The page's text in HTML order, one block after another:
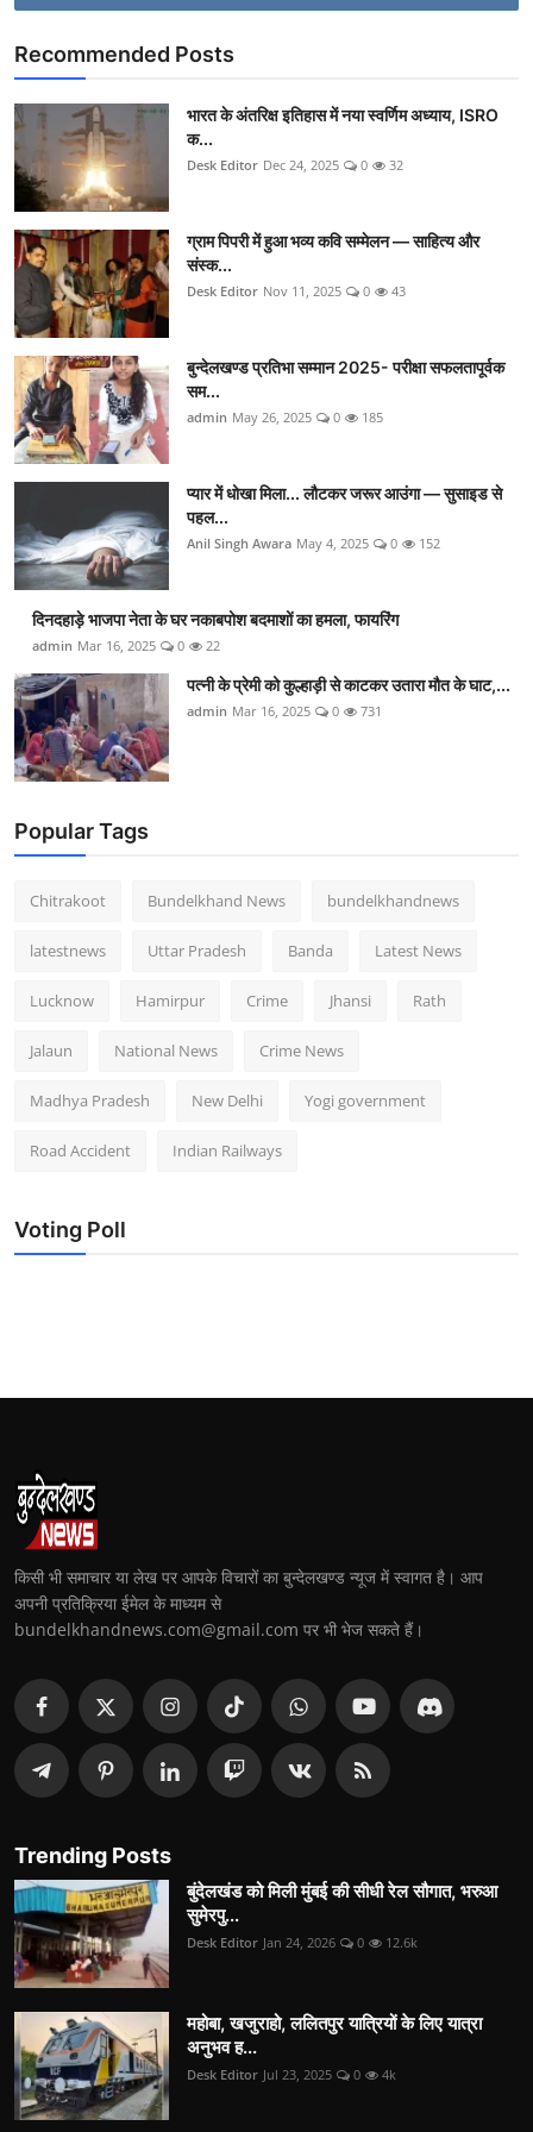
Recommended Posts
भारत के अंतरिक्ष इतिहास में नया स्वर्णिम अध्याय, ISRO
क...
Desk Editor Dec 24, 2025 0 32
ग्राम पिपरी में हुआ भव्य कवि सम्मेलन — साहित्य और
संस्क...
Desk Editor Nov 11, 2025 0 43
बुन्देलखण्ड प्रतिभा सम्मान 2025- परीक्षा सफलतापूर्वक
सम...
admin May 26, 2025 0 185
प्यार में धोखा मिला... लौटकर जरूर आउंगा — सुसाइड से
पहल...
Anil Singh Awara May 4, 2025 0 152
दिनदहाड़े भाजपा नेता के घर नकाबपोश बदमाशों का हमला, फायरिंग
admin Mar 16, 2025 0 22
पत्नी के प्रेमी को कुल्हाड़ी से काटकर उतारा मौत के घाट,...
admin Mar 16, 2025 0 731
Popular Tags
Chitrakoot Bundelkhand News bundelkhandnews
latestnews Uttar Pradesh Banda Latest News
Lucknow Hamirpur Crime Jhansi Rath
Jalaun National News Crime News
Madhya Pradesh New Delhi Yogi government
Road Accident Indian Railways
Voting Poll
किसी भी समाचार या लेख पर आपके विचारों का बुन्देलखण्ड न्यूज में स्वागत है। आप
अपनी प्रतिक्रिया ईमेल के माध्यम से
bundelkhandnews.com@gmail.com पर भी भेज सकते हैं।
Trending Posts
बुंदेलखंड को मिली मुंबई की सीधी रेल सौगात, भरुआ
सुमेरपु...
Desk Editor Jan 24, 2026 0 12.6k
महोबा, खजुराहो, ललितपुर यात्रियों के लिए यात्रा
अनुभव ह...
Desk Editor Jul 23, 2025 0 4k